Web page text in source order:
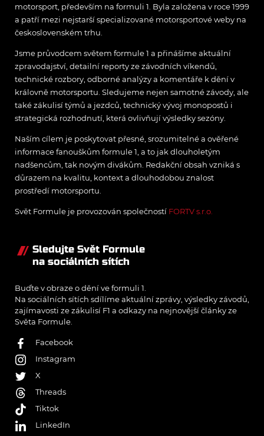
motorsport, především na formuli 1. Byla založena v roce 1999
a patří mezi nejstarší specializované motorsportové weby na
československém trhu.
Jsme průvodcem světem formule 1 a přinášíme aktuální
zpravodajství, detailní reporty ze závodních víkendů,
technické rozbory, odborné analýzy a komentáře k dění v
královně motorsportu. Sledujeme nejen samotné závody, ale
také zákulisí týmů a jezdců, technický vývoj monopostů i
strategická rozhodnutí, která ovlivňují výsledky sezóny.
Naším cílem je poskytovat přesné, srozumitelné a ověřené
informace fanouškům formule 1, a to jak dlouholetým
nadšencům, tak novým divákům. Redakční obsah vzniká s
důrazem na kvalitu, kontext a dlouhodobou znalost
prostředí motorsportu.
Svět Formule je provozován společností FORTV s.r.o.
Sledujte Svět Formule
na sociálních sítích
Buďte v obraze o dění ve formuli 1.
Na sociálních sítích sdílíme aktuální zprávy, výsledky závodů,
zajímavosti ze zákulisí F1 a odkazy na nejnovější články ze
Světa Formule.
Facebook
Instagram
X
Threads
Tiktok
LinkedIn